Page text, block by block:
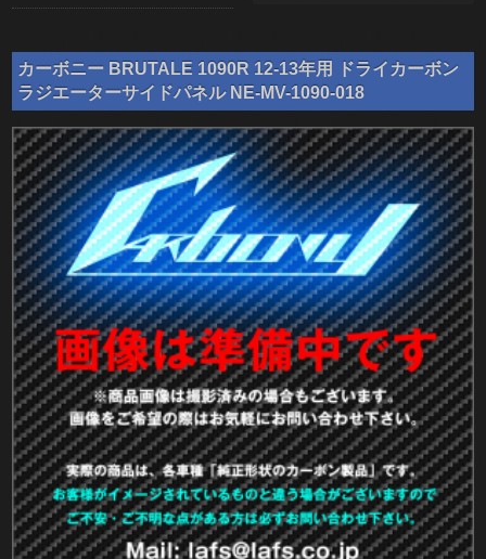
カーボニー BRUTALE 1090R 12-13年用 ドライカーボン
ラジエーターサイドパネル NE-MV-1090-018